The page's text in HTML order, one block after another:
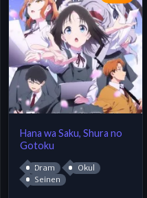
Hana wa Saku, Shura no
Gotoku
Dram
Okul
Seinen